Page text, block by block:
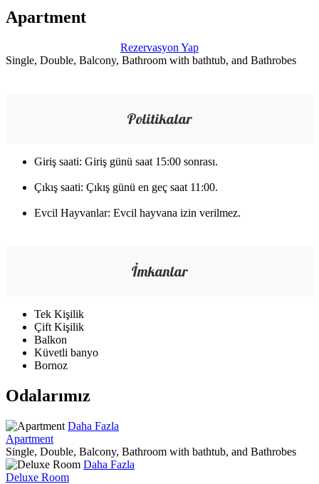
Apartment
Rezervasyon Yap
Single, Double, Balcony, Bathroom with bathtub, and Bathrobes
Politikalar
Giriş saati: Giriş günü saat 15:00 sonrası.
Çıkış saati: Çıkış günü en geç saat 11:00.
Evcil Hayvanlar: Evcil hayvana izin verilmez.
İmkanlar
Tek Kişilik
Çift Kişilik
Balkon
Küvetli banyo
Bornoz
Odalarımız
Daha Fazla
Apartment
Single, Double, Balcony, Bathroom with bathtub, and Bathrobes
Daha Fazla
Deluxe Room